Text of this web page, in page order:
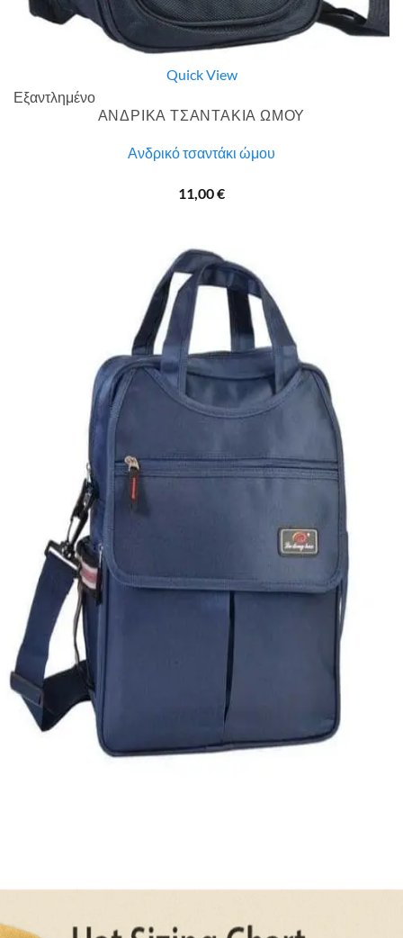
Quick View
Εξαντλημένο
ΑΝΔΡΙΚΑ ΤΣΑΝΤΑΚΙΑ ΩΜΟΥ
Ανδρικό τσαντάκι ώμου
11,00€
Quick View
Εξαντλημένο
Τσάντα με θήκη Tablet
15,00€